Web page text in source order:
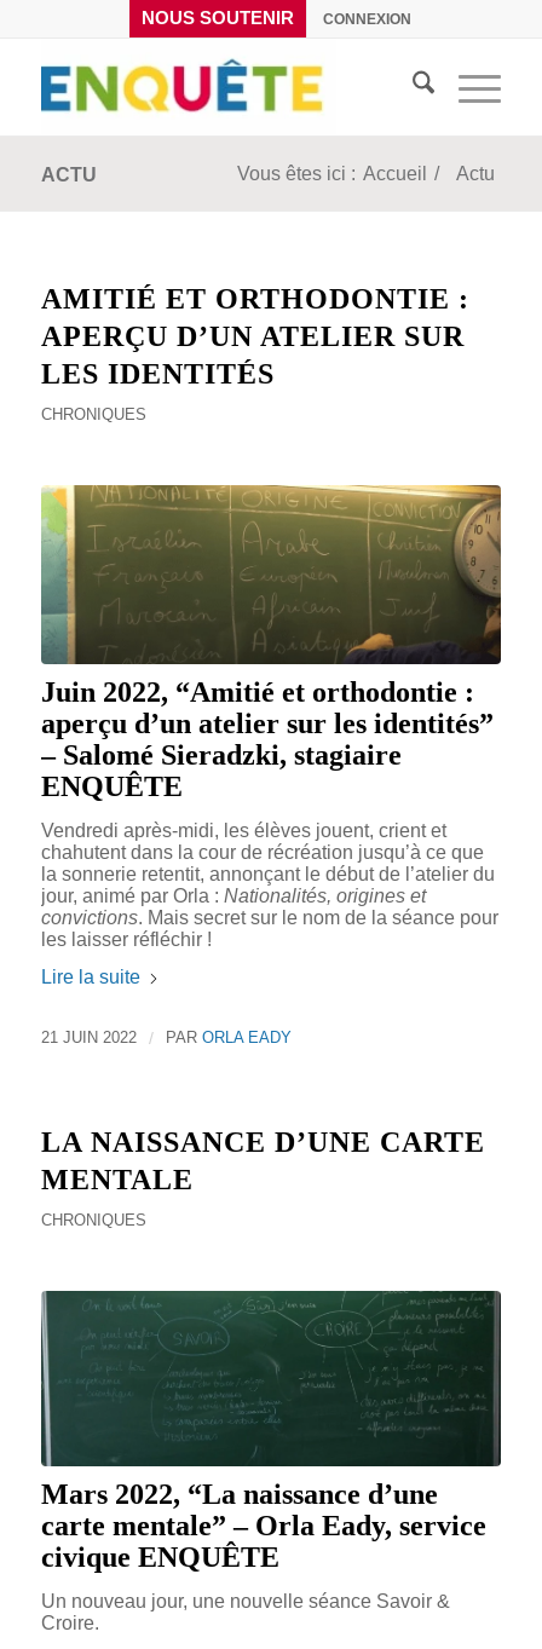
NOUS SOUTENIR CONNEXION
ACTU Vous êtes ici : Accueil / Actu
AMITIÉ ET ORTHODONTIE :
APERÇU D’UN ATELIER SUR
LES IDENTITÉS
CHRONIQUES
Juin 2022, “Amitié et orthodontie :
aperçu d’un atelier sur les identités”
– Salomé Sieradzki, stagiaire
ENQUÊTE
Vendredi après-midi, les élèves jouent, crient et
chahutent dans la cour de récréation jusqu’à ce que
la sonnerie retentit, annonçant le début de l’atelier du
jour, animé par Orla : Nationalités, origines et
convictions. Mais secret sur le nom de la séance pour
les laisser réfléchir !
Lire la suite
21 JUIN 2022 / PAR ORLA EADY
LA NAISSANCE D’UNE CARTE
MENTALE
CHRONIQUES
Mars 2022, “La naissance d’une
carte mentale” – Orla Eady, service
civique ENQUÊTE
Un nouveau jour, une nouvelle séance Savoir &
Croire.